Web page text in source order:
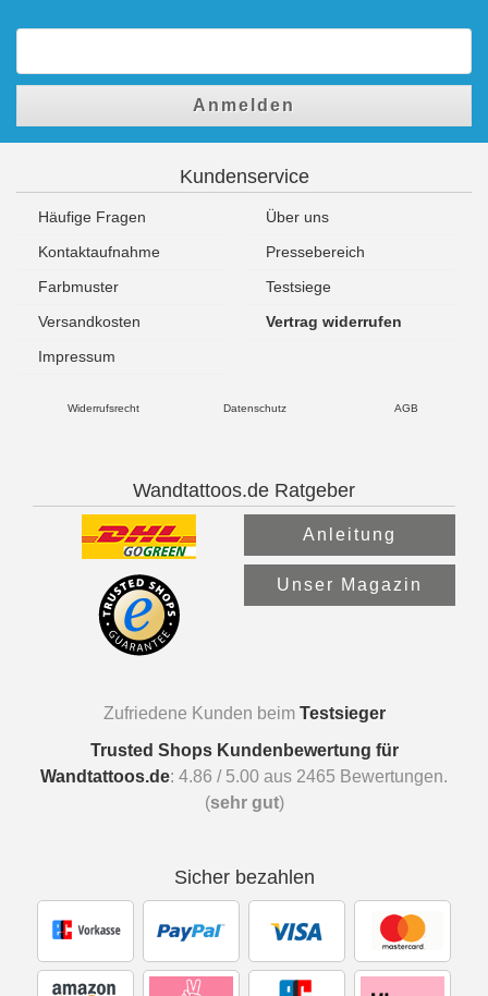
Anmelden
Kundenservice
Häufige Fragen
Über uns
Kontaktaufnahme
Pressebereich
Farbmuster
Testsiege
Versandkosten
Vertrag widerrufen
Impressum
Widerrufsrecht Datenschutz AGB
Wandtattoos.de Ratgeber
Anleitung
Unser Magazin
Zufriedene Kunden beim Testsieger
Trusted Shops Kundenbewertung für
Wandtattoos.de: 4.86 / 5.00 aus 2465 Bewertungen.
(sehr gut)
Sicher bezahlen